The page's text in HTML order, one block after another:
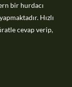
bir hurdacı
Hızlı
cevap verip,